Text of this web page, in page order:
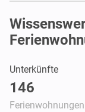
Unterkünfte
146
Ferienwohnungen